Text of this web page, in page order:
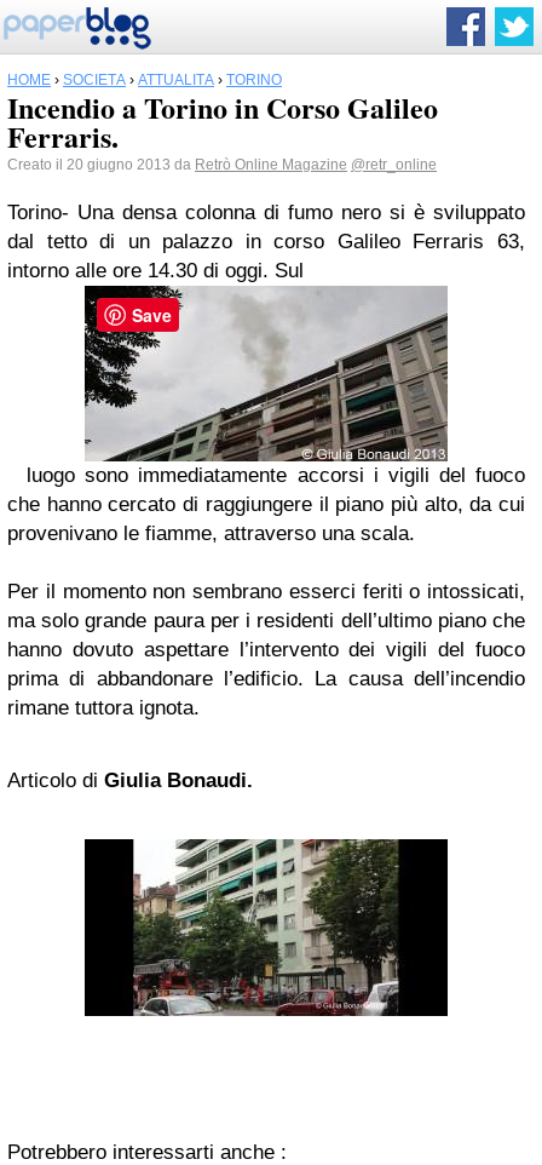
HOME › SOCIETÀ › ATTUALITÀ › TORINO
Incendio a Torino in Corso Galileo
Ferraris.
Creato il 20 giugno 2013 da Retrò Online Magazine @retr_online
Torino- Una densa colonna di fumo nero si è sviluppato
dal tetto di un palazzo in corso Galileo Ferraris 63,
intorno alle ore 14.30 di oggi. Sul
luogo sono immediatamente accorsi i vigili del fuoco
che hanno cercato di raggiungere il piano più alto, da cui
provenivano le fiamme, attraverso una scala.
Per il momento non sembrano esserci feriti o intossicati,
ma solo grande paura per i residenti dell’ultimo piano che
hanno dovuto aspettare l’intervento dei vigili del fuoco
prima di abbandonare l’edificio. La causa dell’incendio
rimane tuttora ignota.
Articolo di Giulia Bonaudi.
Potrebbero interessarti anche :
Save